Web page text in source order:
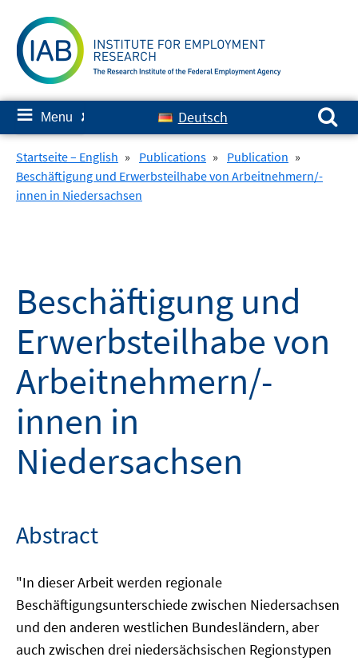
content
≡ Menu ✘ Deutsch
Search for:
Startseite – English » Publications » Publication »
Beschäftigung und Erwerbsteilhabe von Arbeitnehmern/-
innen in Niedersachsen
Beschäftigung und
Erwerbsteilhabe von
Arbeitnehmern/-
innen in
Niedersachsen
Abstract
"In dieser Arbeit werden regionale
Beschäftigungsunterschiede zwischen Niedersachsen
und den anderen westlichen Bundesländern, aber
auch zwischen drei niedersächsischen Regionstypen